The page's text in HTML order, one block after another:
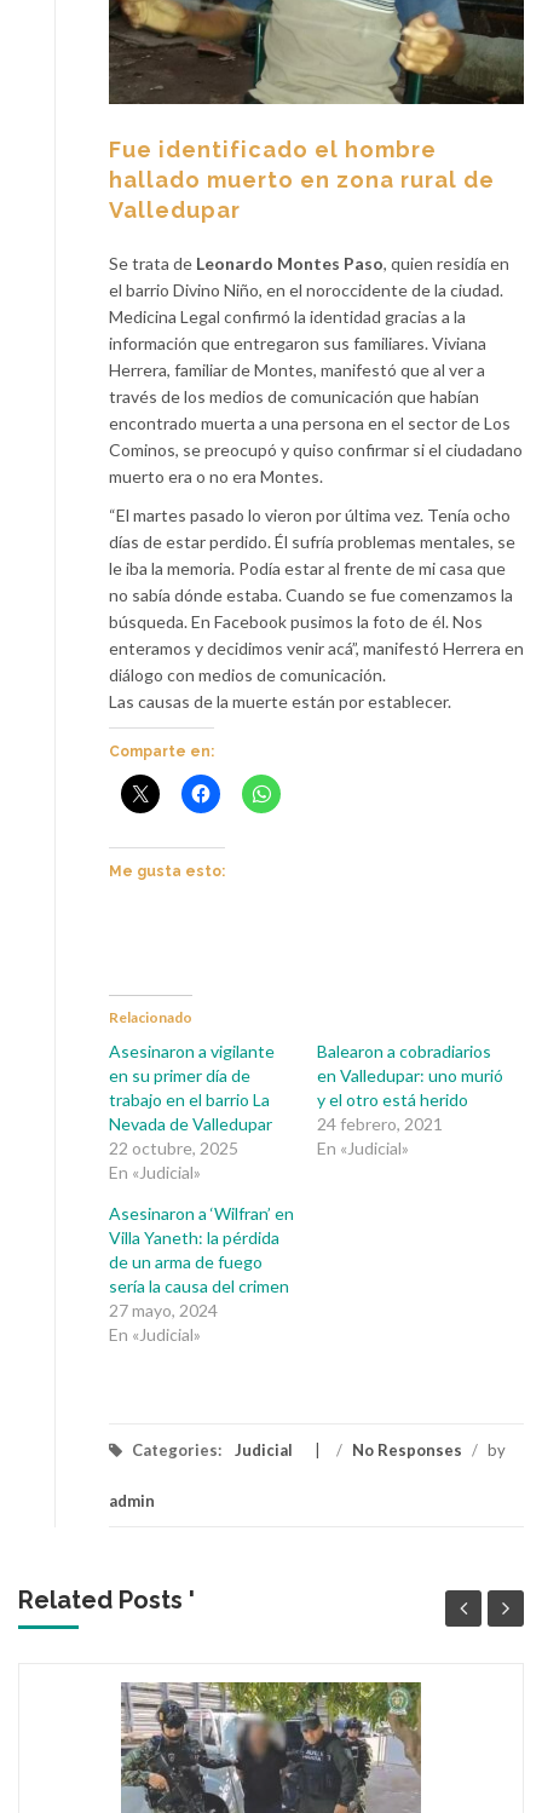
Fue identificado el hombre
hallado muerto en zona rural de
Valledupar
Se trata de Leonardo Montes Paso, quien residía en
el barrio Divino Niño, en el noroccidente de la ciudad.
Medicina Legal confirmó la identidad gracias a la
información que entregaron sus familiares. Viviana
Herrera, familiar de Montes, manifestó que al ver a
través de los medios de comunicación que habían
encontrado muerta a una persona en el sector de Los
Cominos, se preocupó y quiso confirmar si el ciudadano
muerto era o no era Montes.
“El martes pasado lo vieron por última vez. Tenía ocho
días de estar perdido. Él sufría problemas mentales, se
le iba la memoria. Podía estar al frente de mi casa que
no sabía dónde estaba. Cuando se fue comenzamos la
búsqueda. En Facebook pusimos la foto de él. Nos
enteramos y decidimos venir acá”, manifestó Herrera en
diálogo con medios de comunicación.
Las causas de la muerte están por establecer.
Comparte en:
Me gusta esto:
Relacionado
Asesinaron a vigilante
en su primer día de
trabajo en el barrio La
Nevada de Valledupar
22 octubre, 2025
En «Judicial»
Balearon a cobradiarios
en Valledupar: uno murió
y el otro está herido
24 febrero, 2021
En «Judicial»
Asesinaron a ‘Wilfran’ en
Villa Yaneth: la pérdida
de un arma de fuego
sería la causa del crimen
27 mayo, 2024
En «Judicial»
Categories: Judicial / No Responses / by
admin
Related Posts '